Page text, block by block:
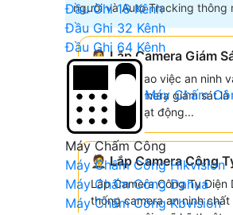
Đầu Ghi 16 Kênh
Đầu Ghi 32 Kênh
Đầu Ghi 64 Kênh
Máy Chấm
Máy Chấm Công
Máy Chấm Công Hikvision
Máy Chấm Công Dahua
Máy Chấm Công Kbvision
người và Auto Tracking thông
🤵 Lắp Camera Giám
Để nâng cao việc an ninh
lắp đặt camera giám sát
dõi mọi hoạt động...
🤵 Lắp Camera Công
Lắp Camera Công Ty
thống camera an ninh